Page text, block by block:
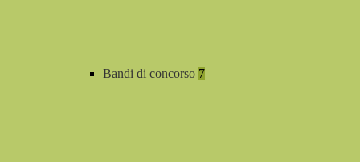
Bandi di concorso 7